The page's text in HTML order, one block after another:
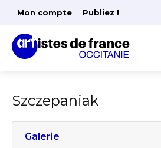
Mon compte Publiez !
Szczepaniak
Galerie